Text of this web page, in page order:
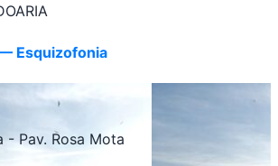
Esquizofonia
- Pav. Rosa Mota